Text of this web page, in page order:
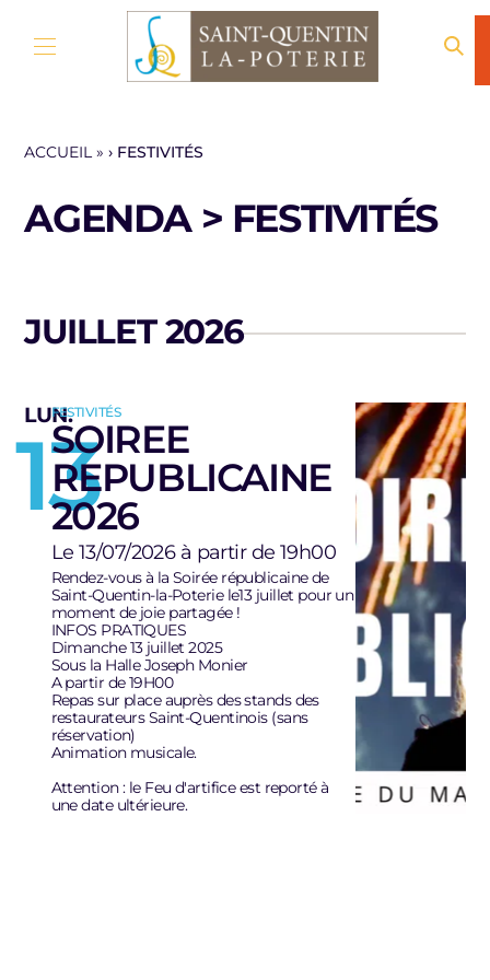
ACCUEIL» FESTIVITÉS
AGENDA > FESTIVITÉS
JUILLET 2026
LUN.
13
FESTIVITÉS
SOIREE
REPUBLICAINE
2026
Le 13/07/2026 à partir de 19h00
Rendez-vous à la Soirée républicaine de
Saint-Quentin-la-Poterie le13 juillet pour un
moment de joie partagée !
INFOS PRATIQUES
Dimanche 13 juillet 2025
Sous la Halle Joseph Monier
A partir de 19H00
Repas sur place auprès des stands des
restaurateurs Saint-Quentinois (sans
réservation)
Animation musicale.
Attention : le Feu d'artifice est reporté à
une date ultérieure.